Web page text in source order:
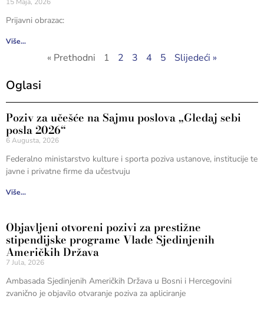
Prijavni obrazac:
Više...
« Prethodni 1 2 3 4 5 Slijedeći »
Oglasi
Poziv za učešće na Sajmu poslova „Gledaj sebi
posla 2026“
6 Augusta, 2026
Federalno ministarstvo kulture i sporta poziva ustanove, institucije te
javne i privatne firme da učestvuju
Više...
Objavljeni otvoreni pozivi za prestižne
stipendijske programe Vlade Sjedinjenih
Američkih Država
7 Jula, 2026
Ambasada Sjedinjenih Američkih Država u Bosni i Hercegovini
zvanično je objavilo otvaranje poziva za apliciranje